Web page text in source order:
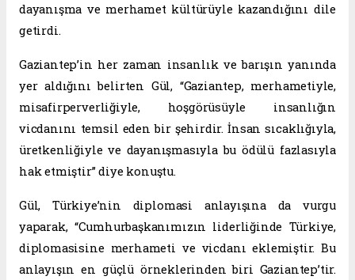
dayanışma ve merhamet kültürüyle kazandığını dile
getirdi.
Gaziantep’in her zaman insanlık ve barışın yanında
yer aldığını belirten Gül, “Gaziantep, merhametiyle,
misafirperverliğiyle, hoşgörüsüyle insanlığın
vicdanını temsil eden bir şehirdir. İnsan sıcaklığıyla,
üretkenliğiyle ve dayanışmasıyla bu ödülü fazlasıyla
hak etmiştir” diye konuştu.
Gül, Türkiye’nin diplomasi anlayışına da vurgu
yaparak, “Cumhurbaşkanımızın liderliğinde Türkiye,
diplomasisine merhameti ve vicdanı eklemiştir. Bu
anlayışın en güçlü örneklerinden biri Gaziantep’tir.